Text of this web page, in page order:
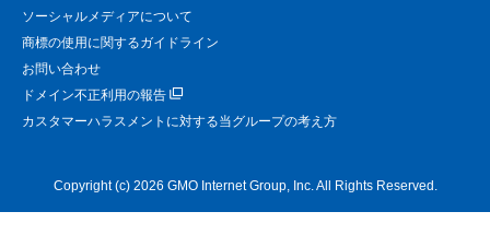
ソーシャルメディアについて
商標の使用に関するガイドライン
お問い合わせ
ドメイン不正利用の報告
カスタマーハラスメントに対する当グループの考え方
Copyright (c) 2026 GMO Internet Group, Inc. All Rights Reserved.